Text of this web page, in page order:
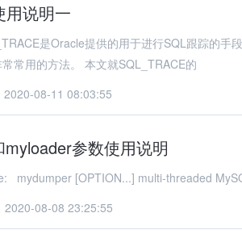
用说明一
SQL_TRACE是非常常用的方法。 本文就SQL_TRACE的
2020-08-11 08:03:55
参数使用说明
2020-08-08 23:25:55